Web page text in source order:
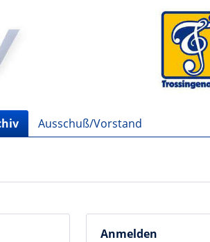
Ausschuß/Vorstand
Anmelden